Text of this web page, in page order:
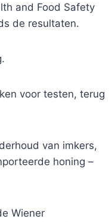
and Food Safety
de resultaten.
voor testen, terug
van imkers,
honing –
Wiener